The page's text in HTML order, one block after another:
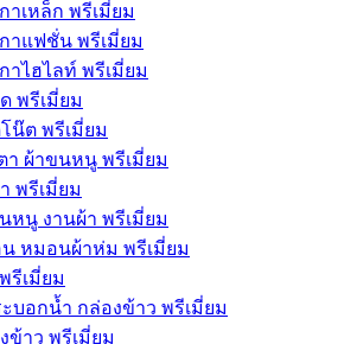
าเหล็ก พรีเมี่ยม
าแฟชั่น พรีเมี่ยม
าไฮไลท์ พรีเมี่ยม
พรีเมี่ยม
น๊ต พรีเมี่ยม
ผ้าขนหนู พรีเมี่ยม
พรีเมี่ยม
หนู งานผ้า พรีเมี่ยม
หมอนผ้าห่ม พรีเมี่ยม
รีเมี่ยม
บอกน้ำ กล่องข้าว พรีเมี่ยม
ข้าว พรีเมี่ยม